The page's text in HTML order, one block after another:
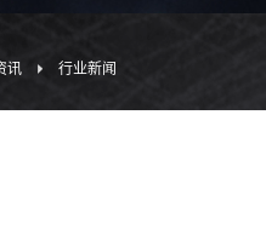
讯 行业新闻